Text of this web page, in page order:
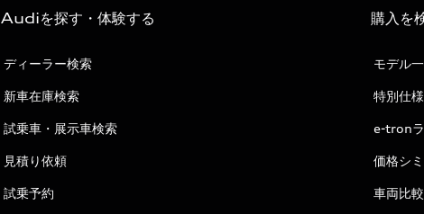
Audiを探す・体験する
ディーラー検索
新車在庫検索
試乗車・展示車検索
見積り依頼
試乗予約
購入を
モデル
特別仕
e-tron
価格シ
車両比較